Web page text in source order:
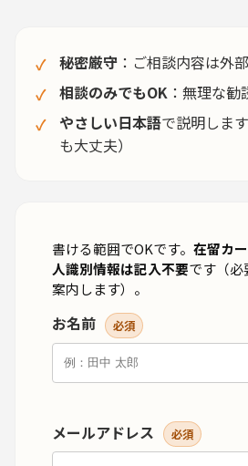
秘密厳守 ：ご相談内容は外
相談のみでもOK ：無理な
やさしい日本語で説明しま
も大丈夫）
書ける範囲でOKです。 在留カ
人識別情報は記入不要です（
案内します）。
お名前 必須
メールアドレス 必須